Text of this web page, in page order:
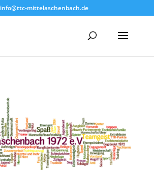
info@ttc-mittelaschenbach.de